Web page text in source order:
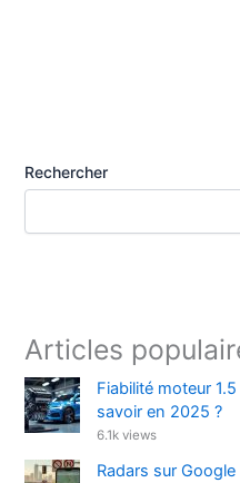
Rechercher
Articles
Fiabilité moteur
savoir en 2025 ?
6.1k views
Radars sur